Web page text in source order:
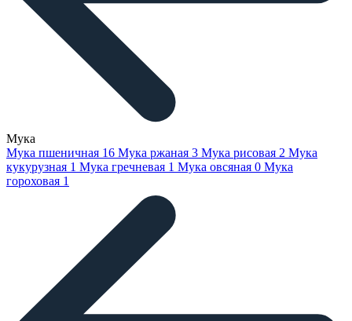
Мука
Мука пшеничная 16 Мука ржаная 3 Мука рисовая 2 Мука
кукурузная 1 Мука гречневая 1 Мука овсяная 0 Мука
гороховая 1